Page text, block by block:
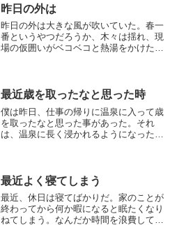
昨日の外は
昨日の外は大きな風が吹いていた。春一
番というやつだろうか、木々は揺れ、現
場の仮囲いがベコベコと熱湯をかけたシ
はとりあえず面接のような...
最近歳を取ったなと思った時
僕は昨日、仕事の帰りに温泉に入って歳
を取ったなと思った事があった。それ
は、温泉に長く浸かれるようになったか
だ出たくない」と思うように...
最近よく寝てしまう
最近、休日は寝てばかりだ。家のことが
終わってから何か暇になると眠たくなり
ねてしまう。なんだか時間を浪費してい